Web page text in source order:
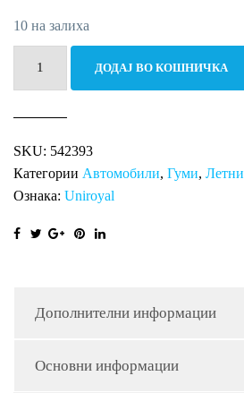
10 на залиха
2
количина
ДОДАЈ ВО КОШНИЧКА
SKU: 542393
Категории Автомобили, Гуми, Летни
Ознака: Uniroyal
Дополнителни информации
Основни информации